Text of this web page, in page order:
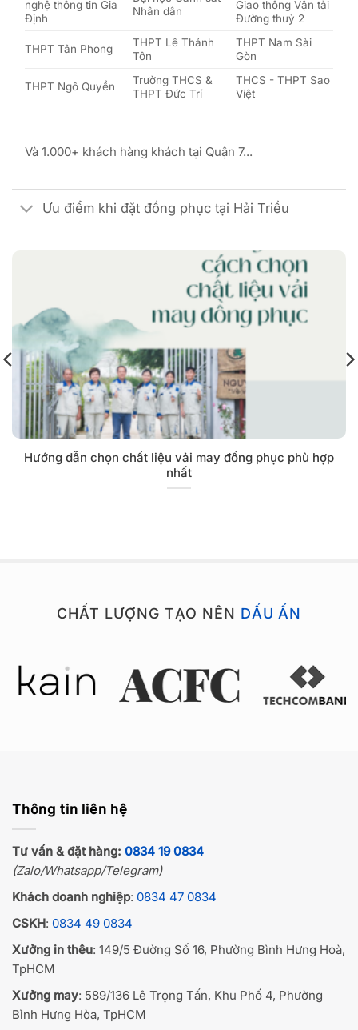
nghệ thông tin Gia
Định
Nhân dân
Giao thông Vận tải
Đường thuỷ 2
THPT Tân Phong
THPT Lê Thánh
Tôn
THPT Nam Sài
Gòn
THPT Ngô Quyền
Trường THCS &
THPT Đức Trí
THCS - THPT Sao
Việt
Và 1.000+ khách hàng khách tại Quận 7...
Ưu điểm khi đặt đồng phục tại Hải Triều
Hướng dẫn chọn chất liệu vải may đồng phục phù hợp
nhất
CHẤT LƯỢNG TẠO NÊN DẤU ẤN
Thông tin liên hệ
Tư vấn & đặt hàng: 0834 19 0834
(Zalo/Whatsapp/Telegram)
Khách doanh nghiệp: 0834 47 0834
CSKH: 0834 49 0834
Xưởng in thêu: 149/5 Đường Số 16, Phường Bình Hưng Hoà,
TpHCM
Xưởng may: 589/136 Lê Trọng Tấn, Khu Phố 4, Phường
Bình Hưng Hòa, TpHCM